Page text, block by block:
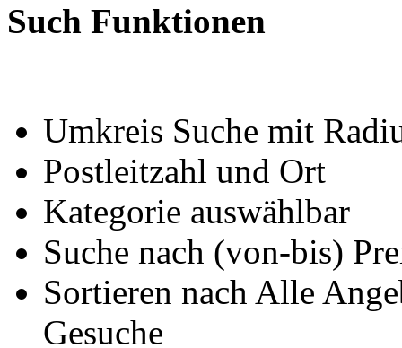
Such Funktionen
Umkreis Suche mit
Postleitzahl und Ort
Kategorie auswählbar
Suche nach (von-bis)
Sortieren nach Alle
Gesuche